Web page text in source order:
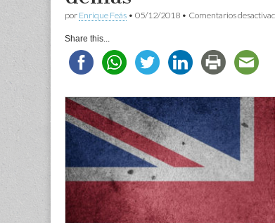
por Enrique Feás • 05/12/2018 • Comentarios
Share this...